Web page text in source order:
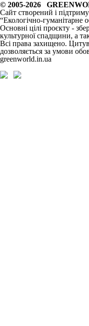
© 2005-2026
Сайт створений і
“Екологічно-гуманітарне
Основні цілі проєкту -
культурної спадщини, а
Всі права захищено.
дозволяється за умови
greenworld.in.ua